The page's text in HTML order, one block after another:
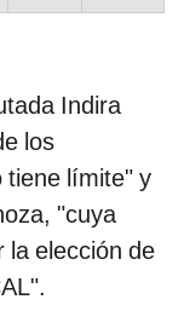
Indira
los
tiene límite" y
"cuya
la elección de